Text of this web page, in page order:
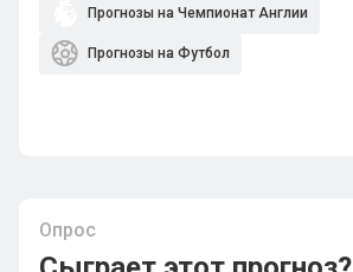
Прогнозы на Чемпионат Англии
Прогнозы на Футбол
Опрос